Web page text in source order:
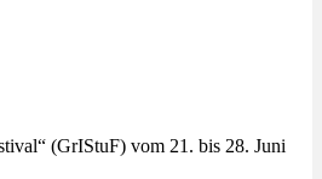
(GrIStuF) vom 21. bis 28. Juni